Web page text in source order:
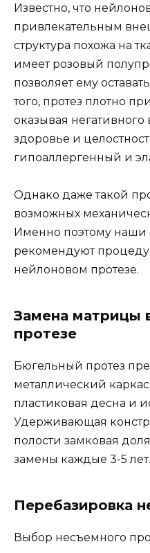
Известно, что
привлекательным
структура похожа на
имеет розовый
позволяет ему
того, протез плотно
оказывая негативного
здоровье и
гипоаллергенный и
Однако даже такой
возможных
Именно поэтому наши
рекомендуют
нейлоновом протезе.
Замена матрицы
протезе
Бюгельный протез
металлический
пластиковая десна и
Удерживающая
полости замковая
замены каждые 3-5 лет.
Перебазировка
Выбор несъемного